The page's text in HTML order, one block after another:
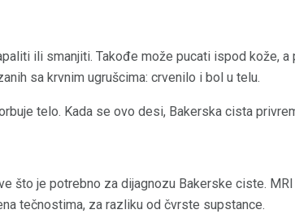
ili smanjiti. Takođe može pucati ispod kože,
sa krvnim ugrušcima: crvenilo i bol u telu.
telo. Kada se ovo desi, Bakerska cista
što je potrebno za dijagnozu Bakerske ciste.
tečnostima, za razliku od čvrste supstance.